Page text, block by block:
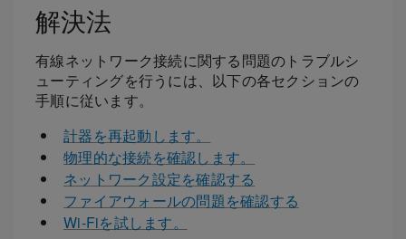
解決法
有線ネットワーク接続に関する問題のトラブルシ
ューティングを行うには、以下の各セクションの
手順に従います。
計器を再起動します。
物理的な接続を確認します。
ネットワーク設定を確認する
ファイアウォールの問題を確認する
Wi-Fiを試します。